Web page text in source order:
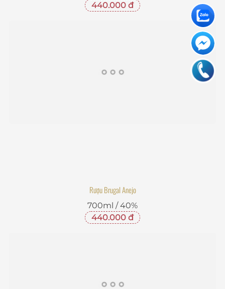
440.000 đ
Rượu Brugal Anejo
700ml / 40%
440.000 đ